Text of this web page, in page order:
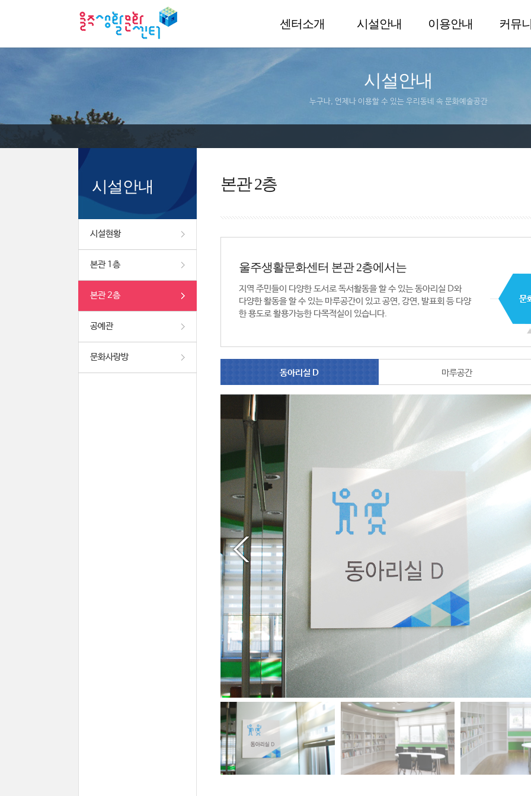
센터소개 시설안내 이용안내 커뮤
시설안내
누구나, 언제나 이용할 수 있는 우리동네 속 문화예술공간
시설안내
시설현황
본관 1층
본관 2층
공예관
문화사랑방
본관 2층
울주생활문화센터 본관 2층에서는
지역 주민들이 다양한 도서로 독서활동을 할 수 있는 동아리실 D와
다양한 활동을 할 수 있는 마루공간이 있고 공연, 강연, 발표회 등 다양
한 용도로 활용가능한 다목적실이 있습니다.
동아리실 D 마루공간